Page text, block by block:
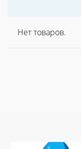
Нет товаров.